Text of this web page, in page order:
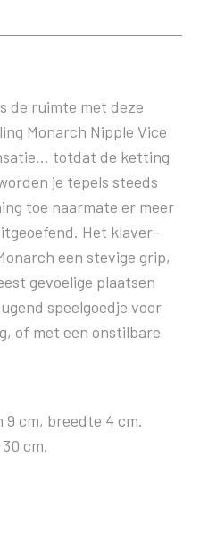
de ruimte met deze
Monarch Nipple Vice
totdat de ketting
je tepels steeds
toe naarmate er meer
Het klaver-
een stevige grip,
gevoelige plaatsen
speelgoedje voor
of met een onstilbare
9 cm, breedte 4 cm.
cm.